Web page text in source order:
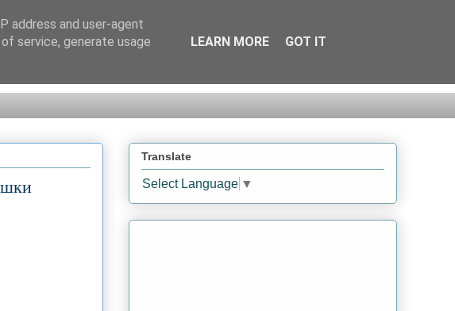
Translate
Select Language ▼
address and user-agent
service, generate usage
LEARN MORE GOT IT